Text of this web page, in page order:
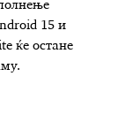
15 и
ќе остане